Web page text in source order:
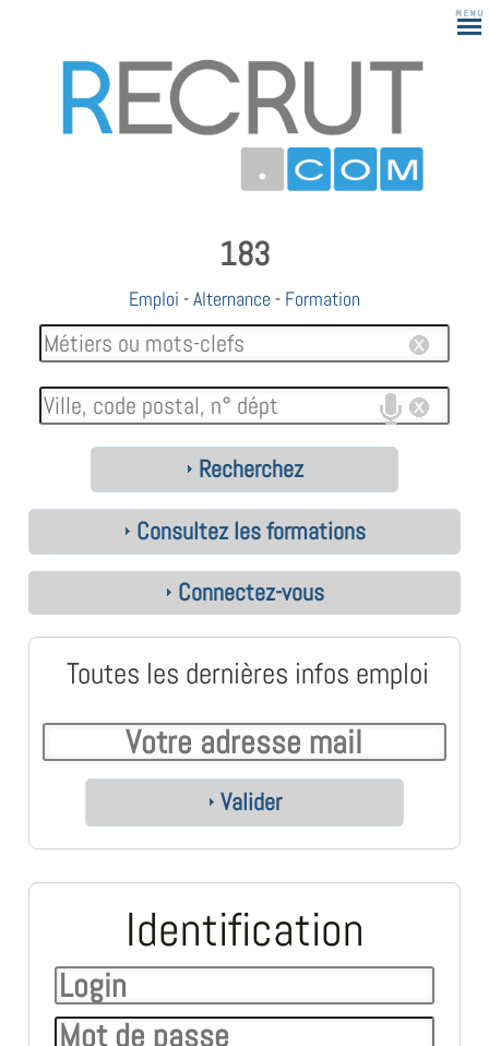
183
Emploi -Alternance - Formation
Recherchez
Consultez les formations
Connectez-vous
Toutes les dernières infos emploi
Valider
Identification